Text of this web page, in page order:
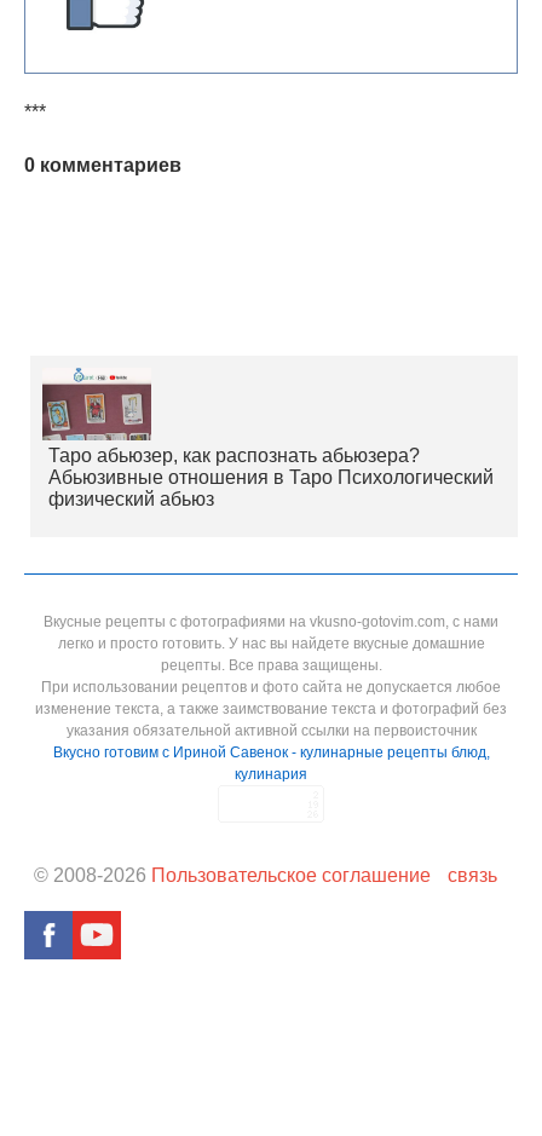
***
0 комментариев
Таро абьюзер, как распознать абьюзера?
Абьюзивные отношения в Таро Психологический
физический абьюз
Вкусные рецепты с фотографиями на vkusno-gotovim.com, с нами
легко и просто готовить. У нас вы найдете вкусные домашние
рецепты. Все права защищены.
При использовании рецептов и фото сайта не допускается любое
изменение текста, а также заимствование текста и фотографий без
указания обязательной активной ссылки на первоисточник
Вкусно готовим с Ириной Савенок - кулинарные рецепты блюд,
кулинария
© 2008-2026 Пользовательское соглашение связь